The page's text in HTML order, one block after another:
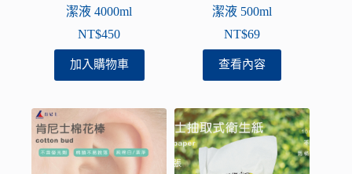
頁
面
選
擇
選
潔液 4000ml
NT$450
加入購物車
潔液 500ml
NT$69
查看內容